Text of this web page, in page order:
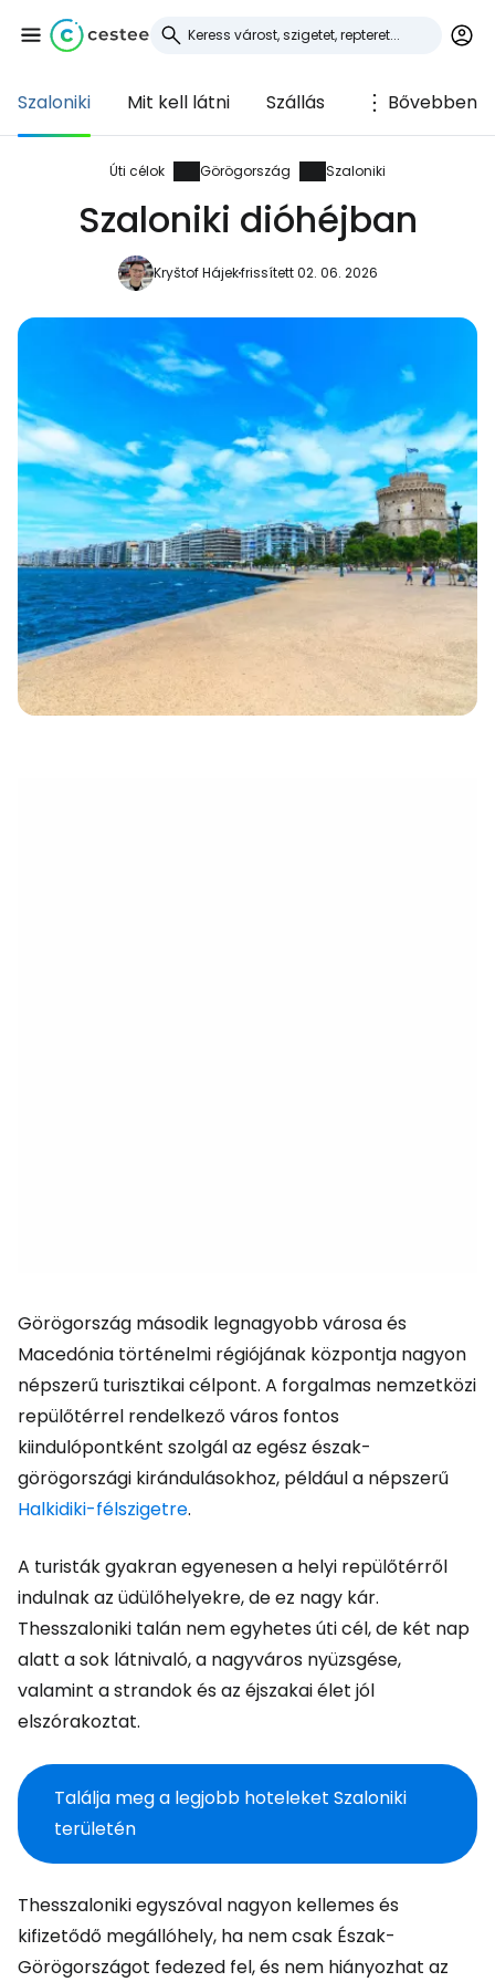
Szaloniki Mit kell látni Szállás Bővebben
Úti célok Görögország Szaloniki
Szaloniki dióhéjban
Kryštof Hájekfrissített 02. 06. 2026
Görögország második legnagyobb városa és
Macedónia történelmi régiójának központja nagyon
népszerű turisztikai célpont. A forgalmas nemzetközi
repülőtérrel rendelkező város fontos
kiindulópontként szolgál az egész észak-
görögországi kirándulásokhoz, például a népszerű
Halkidiki-félszigetre.
A turisták gyakran egyenesen a helyi repülőtérről
indulnak az üdülőhelyekre, de ez nagy kár.
Thesszaloniki talán nem egyhetes úti cél, de két nap
alatt a sok látnivaló, a nagyváros nyüzsgése,
valamint a strandok és az éjszakai élet jól
elszórakoztat.
Találja meg a legjobb hoteleket Szaloniki
területén
Thesszaloniki egyszóval nagyon kellemes és
kifizetődő megállóhely, ha nem csak Észak-
Görögországot fedezed fel, és nem hiányozhat az
Bejelentkezés a
Cestee-be
... az utazási közösség világszerte
Folytatás a Facebookkal
Folytassa e-mailben